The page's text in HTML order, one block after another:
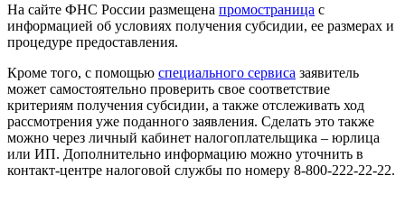
На сайте ФНС России размещена промостраница с
информацией об условиях получения субсидии, ее размерах и
процедуре предоставления.
Кроме того, с помощью специального сервиса заявитель
может самостоятельно проверить свое соответствие
критериям получения субсидии, а также отслеживать ход
рассмотрения уже поданного заявления. Сделать это также
можно через личный кабинет налогоплательщика – юрлица
или ИП. Дополнительно информацию можно уточнить в
контакт-центре налоговой службы по номеру 8-800-222-22-22.